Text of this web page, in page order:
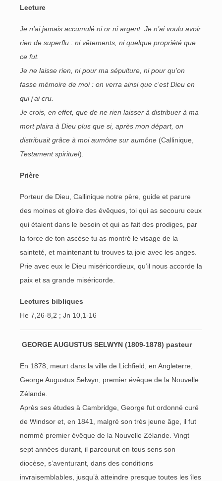
Lecture
Je n’ai jamais accumulé ni or ni argent. Je n’ai voulu avoir
rien de superflu : ni vêtements, ni quelque propriété que
ce fut.
Je ne laisse rien, ni pour ma sépulture, ni pour qu’on
fasse mémoire de moi : on verra ainsi que c’est Dieu en
qui j’ai cru.
Je crois, en effet, que de ne rien laisser à distribuer à ma
mort plaira à Dieu plus que si, après mon départ, on
distribuait grâce à moi aumône sur aumône (Callinique,
Testament spirituel).
Prière
Porteur de Dieu, Callinique notre père, guide et parure
des moines et gloire des évêques, toi qui as secouru ceux
qui étaient dans le besoin et qui as fait des prodiges, par
la force de ton ascèse tu as montré le visage de la
sainteté, et maintenant tu trouves ta joie avec les anges.
Prie avec eux le Dieu miséricordieux, qu’il nous accorde la
paix et sa grande miséricorde.
Lectures bibliques
He 7,26-8,2 ; Jn 10,1-16
GEORGE AUGUSTUS SELWYN (1809-1878) pasteur
En 1878, meurt dans la ville de Lichfield, en Angleterre,
George Augustus Selwyn, premier évêque de la Nouvelle
Zélande.
Après ses études à Cambridge, George fut ordonné curé
de Windsor et, en 1841, malgré son très jeune âge, il fut
nommé premier évêque de la Nouvelle Zélande. Vingt
sept années durant, il parcourut en tous sens son
diocèse, s’aventurant, dans des conditions
invraisemblables, jusqu’à atteindre presque toutes les îles